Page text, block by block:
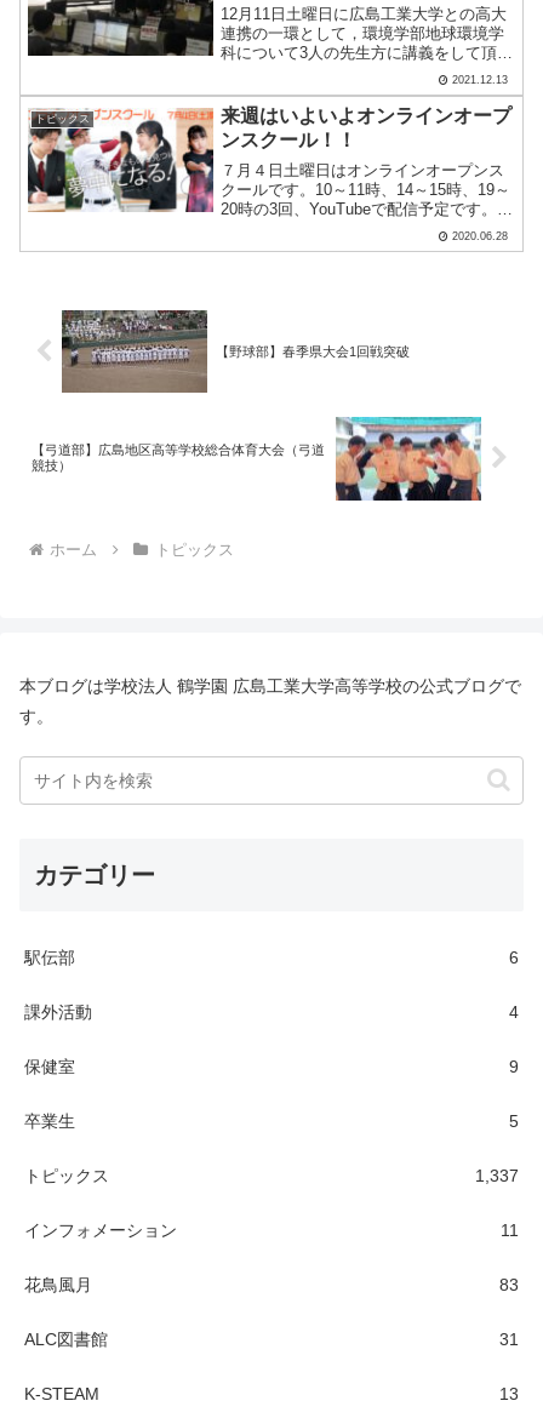
12月11日土曜日に広島工業大学との高大
連携の一環として，環境学部地球環境学
科について3人の先生方に講義をして頂き
ました。今回は，最後の講義の様子をお
届けします。テーマ③ 防災・減災の役割
を担う緑に関する調査実習(岡先生)最後
に，環境共生分.....
2021.12.13
トピックス
来週はいよいよオンラインオープ
ンスクール！！
７月４日土曜日はオンラインオープンス
クールです。10～11時、14～15時、19～
20時の3回、YouTubeで配信予定です。配
信直前まで下記リンクにて受け付けをし
ております！この配信を見て、ぜひ学校
2020.06.28
【野球部】春季県大会1回戦突破
【弓道部】広島地区高等学校総合体育大会（弓道
競技）
ホーム トピックス
本ブログは学校法人 鶴学園 広島工業大学高等学校の公式ブログで
す。
カテゴリー
駅伝部 6
課外活動 4
保健室 9
卒業生 5
トピックス 1,337
インフォメーション 11
花鳥風月 83
ALC図書館 31
K-STEAM 13